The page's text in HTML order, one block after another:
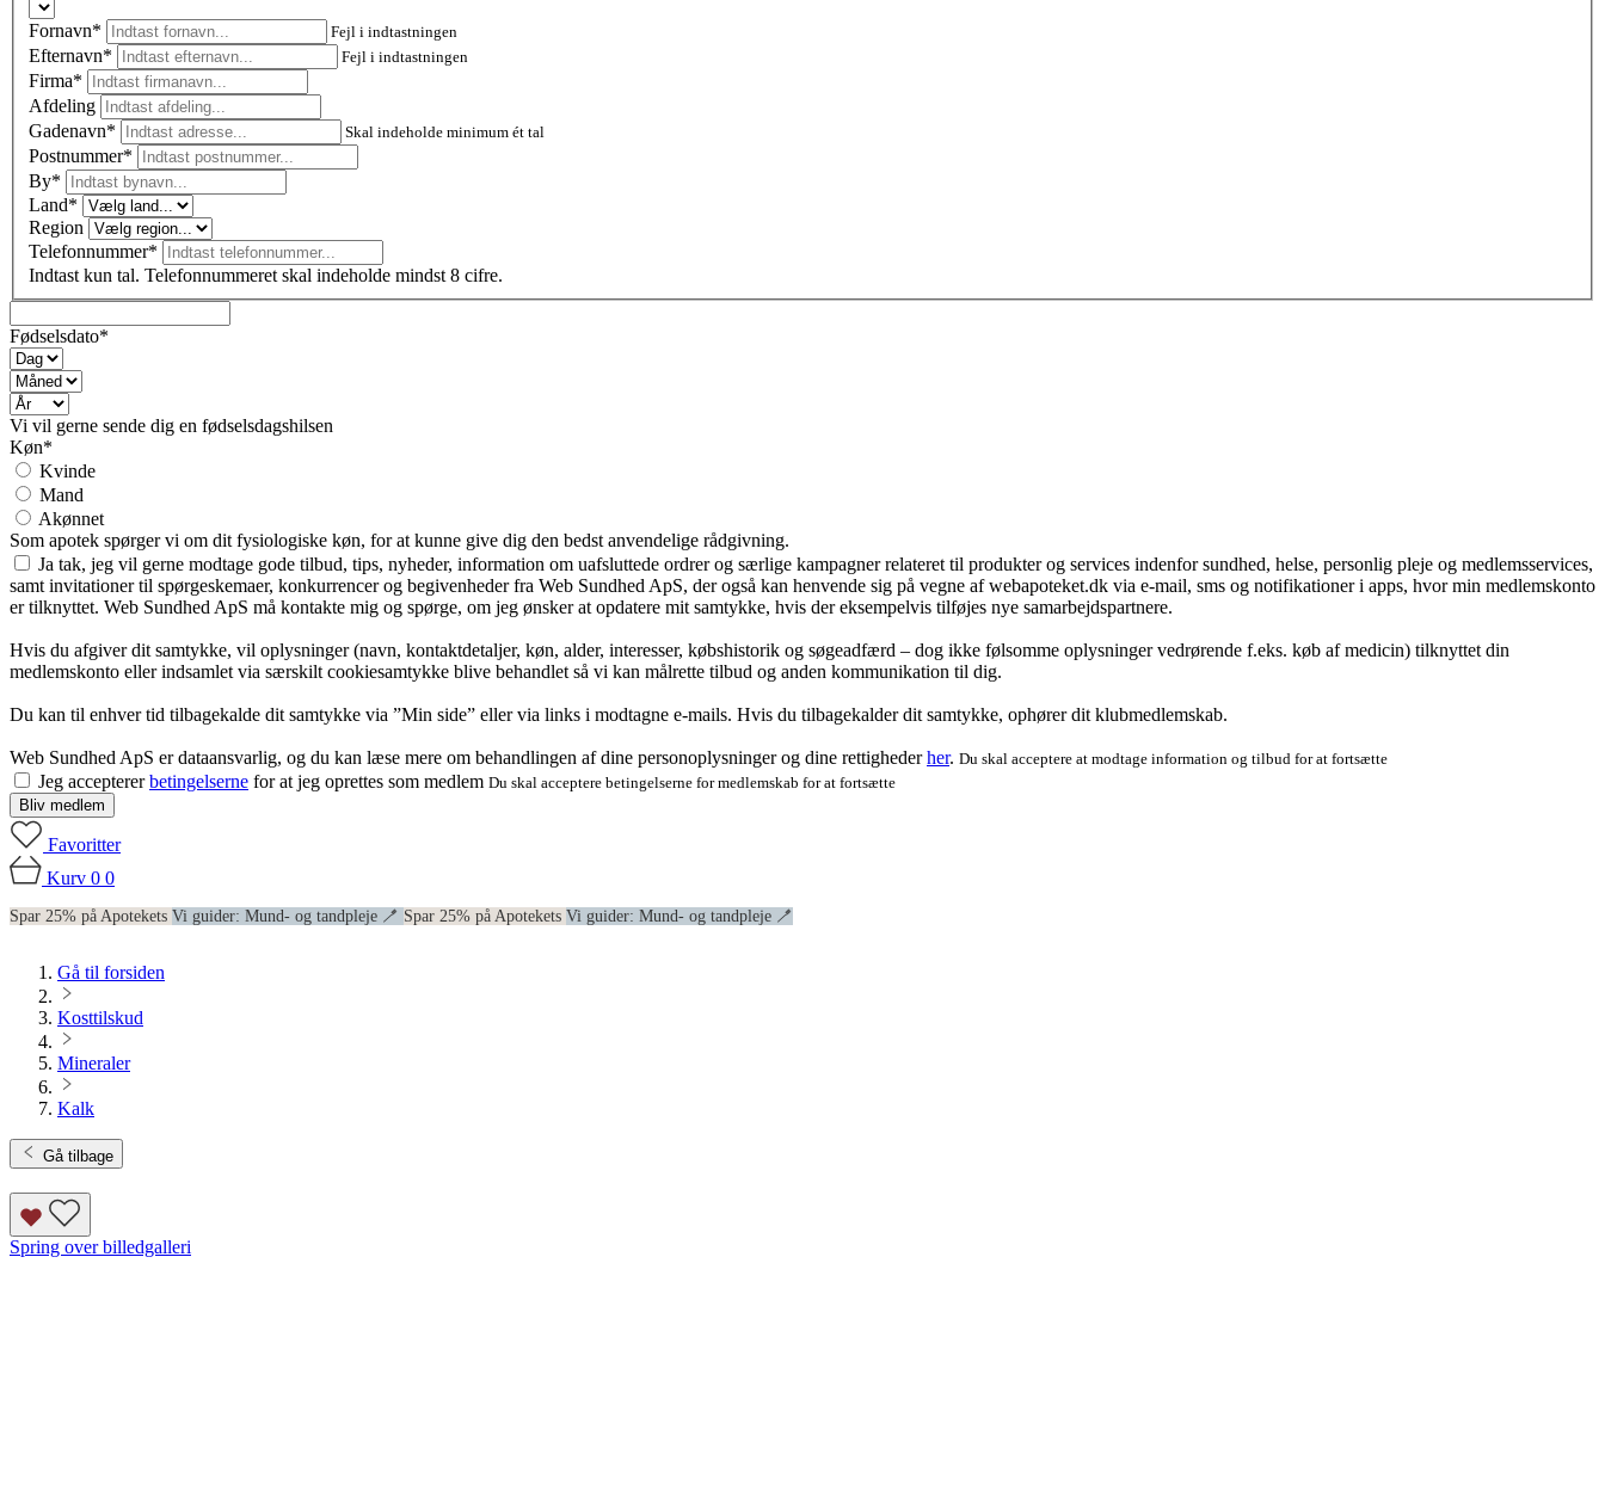
Fornavn* Fejl i indtastningen
Efternavn* Fejl i indtastningen
Firma*
Afdeling
Gadenavn*
Skal indeholde minimum ét tal
Postnummer*
By*
Land*
Region
Telefonnummer*
Indtast kun tal. Telefonnummeret skal indeholde mindst 8 cifre.
Fødselsdato*
Vi vil gerne sende dig en fødselsdagshilsen
Køn*
Kvinde
Mand
Akønnet
Som apotek spørger vi om dit fysiologiske køn, for at kunne give dig den bedst anvendelige rådgivning.
Ja tak, jeg vil gerne modtage gode tilbud, tips, nyheder, information om uafsluttede ordrer og særlige kampagner relateret til produkter og services indenfor sundhed, helse, personlig pleje og medlemsservices,
samt invitationer til spørgeskemaer, konkurrencer og begivenheder fra Web Sundhed ApS, der også kan henvende sig på vegne af webapoteket.dk via e-mail, sms og notifikationer i apps, hvor min medlemskonto
er tilknyttet. Web Sundhed ApS må kontakte mig og spørge, om jeg ønsker at opdatere mit samtykke, hvis der eksempelvis tilføjes nye samarbejdspartnere.
Hvis du afgiver dit samtykke, vil oplysninger (navn, kontaktdetaljer, køn, alder, interesser, købshistorik og søgeadfærd – dog ikke følsomme oplysninger vedrørende f.eks. køb af medicin) tilknyttet din
medlemskonto eller indsamlet via særskilt cookiesamtykke blive behandlet så vi kan målrette tilbud og anden kommunikation til dig.
Du kan til enhver tid tilbagekalde dit samtykke via ”Min side” eller via links i modtagne e-mails. Hvis du tilbagekalder dit samtykke, ophører dit klubmedlemskab.
Web Sundhed ApS er dataansvarlig, og du kan læse mere om behandlingen af dine personoplysninger og dine rettighederher. Du skal acceptere at modtage information og tilbud for at fortsætte
Jeg acceptererbetingelserne for at jeg oprettes som medlem Du skal acceptere betingelserne for medlemskab for at fortsætte
Bliv medlem
Favoritter
Kurv 0 0
Spar 25% på Apotekets Vi guider: Mund- og tandpleje 🪥 Spar 25% på Apotekets Vi guider: Mund- og tandpleje 🪥
Gå til forsiden
Kosttilskud
Mineraler
Kalk
Gå tilbage
Spring over billedgalleri